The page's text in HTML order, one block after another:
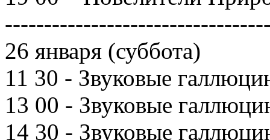
26 января (суббота)
11 30 - Звуковые
13 00 - Звуковые
14 30 - Звуковые